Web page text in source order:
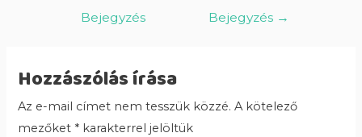
Bejegyzés
Bejegyzés →
Hozzászólás írása
Az e-mail címet nem tesszük közzé. A kötelező
mezőket * karakterrel jelöltük